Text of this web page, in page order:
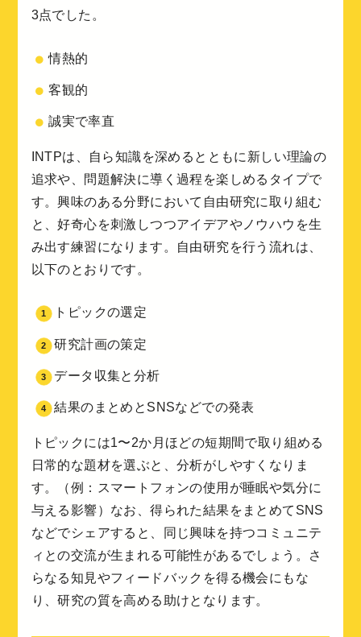
3点でした。
情熱的
客観的
誠実で率直
INTPは、自ら知識を深めるとともに新しい理論の
追求や、問題解決に導く過程を楽しめるタイプで
す。興味のある分野において自由研究に取り組む
と、好奇心を刺激しつつアイデアやノウハウを生
み出す練習になります。自由研究を行う流れは、
以下のとおりです。
トピックの選定
研究計画の策定
データ収集と分析
結果のまとめとSNSなどでの発表
トピックには1〜2か月ほどの短期間で取り組める
日常的な題材を選ぶと、分析がしやすくなりま
す。（例：スマートフォンの使用が睡眠や気分に
与える影響）なお、得られた結果をまとめてSNS
などでシェアすると、同じ興味を持つコミュニテ
ィとの交流が生まれる可能性があるでしょう。さ
らなる知見やフィードバックを得る機会にもな
り、研究の質を高める助けとなります。